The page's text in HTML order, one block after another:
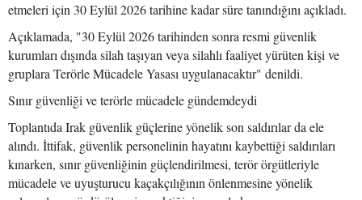
etmeleri için 30 Eylül 2026 tarihine kadar süre tanındığını açıkladı.
Açıklamada, "30 Eylül 2026 tarihinden sonra resmi güvenlik
kurumları dışında silah taşıyan veya silahlı faaliyet yürüten kişi ve
gruplara Terörle Mücadele Yasası uygulanacaktır" denildi.
Sınır güvenliği ve terörle mücadele gündemdeydi
Toplantıda Irak güvenlik güçlerine yönelik son saldırılar da ele
alındı. İttifak, güvenlik personelinin hayatını kaybettiği saldırıları
kınarken, sınır güvenliğinin güçlendirilmesi, terör örgütleriyle
mücadele ve uyuşturucu kaçakçılığının önlenmesine yönelik